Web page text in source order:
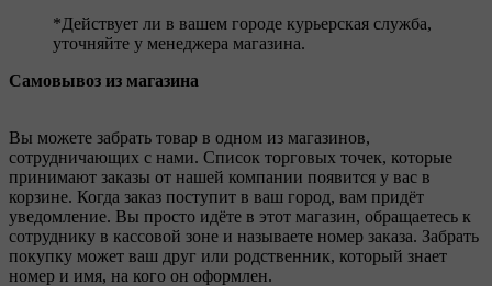
*Действует ли в вашем городе курьерская служба,
уточняйте у менеджера магазина.
Самовывоз из магазина
Вы можете забрать товар в одном из магазинов,
сотрудничающих с нами. Список торговых точек, которые
принимают заказы от нашей компании появится у вас в
корзине. Когда заказ поступит в ваш город, вам придёт
уведомление. Вы просто идёте в этот магазин, обращаетесь к
сотруднику в кассовой зоне и называете номер заказа. Забрать
покупку может ваш друг или родственник, который знает
номер и имя, на кого он оформлен.